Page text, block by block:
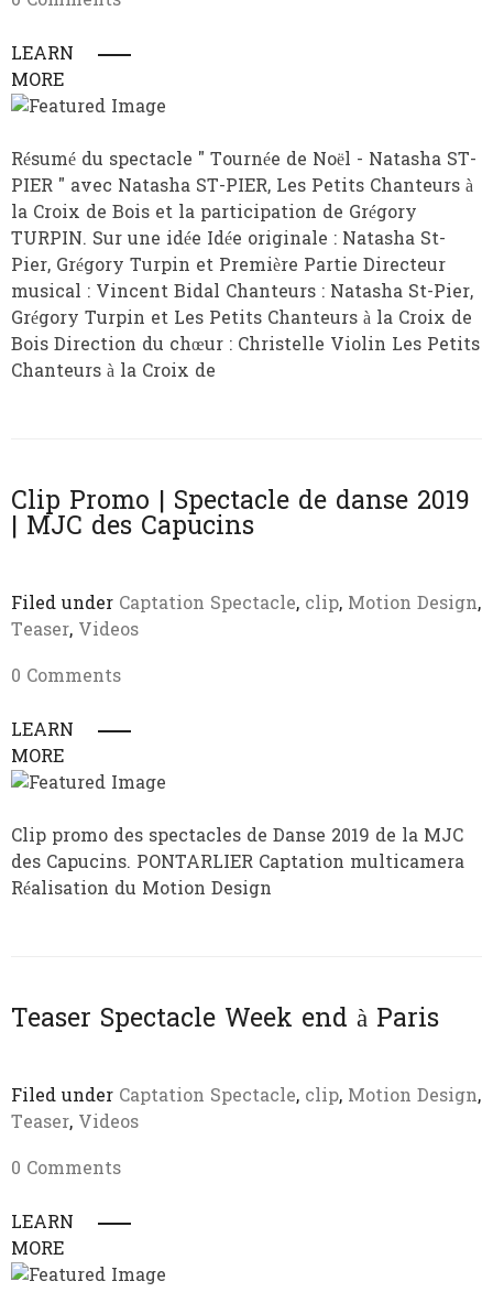
LEARN
MORE
Résumé du spectacle " Tournée de Noël - Natasha ST-
PIER " avec Natasha ST-PIER, Les Petits Chanteurs à
la Croix de Bois et la participation de Grégory
TURPIN. Sur une idée Idée originale : Natasha St-
Pier, Grégory Turpin et Première Partie Directeur
musical : Vincent Bidal Chanteurs : Natasha St-Pier,
Grégory Turpin et Les Petits Chanteurs à la Croix de
Bois Direction du chœur : Christelle Violin Les Petits
Chanteurs à la Croix de
Clip Promo | Spectacle de danse 2019
| MJC des Capucins
Filed under Captation Spectacle, clip, Motion Design,
Teaser, Videos
0 Comments
LEARN
MORE
Clip promo des spectacles de Danse 2019 de la MJC
des Capucins. PONTARLIER Captation multicamera
Réalisation du Motion Design
Teaser Spectacle Week end à Paris
Filed under Captation Spectacle, clip, Motion Design,
Teaser, Videos
0 Comments
LEARN
MORE